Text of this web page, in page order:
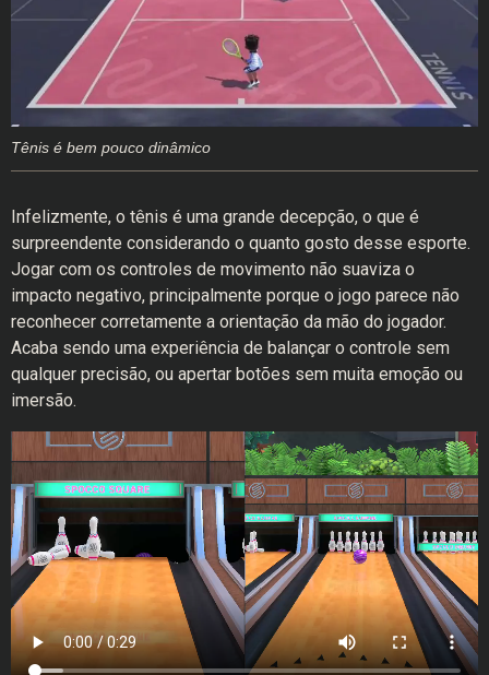
Tênis é bem pouco dinâmico
Infelizmente, o tênis é uma grande decepção, o que é
surpreendente considerando o quanto gosto desse esporte.
Jogar com os controles de movimento não suaviza o
impacto negativo, principalmente porque o jogo parece não
reconhecer corretamente a orientação da mão do jogador.
Acaba sendo uma experiência de balançar o controle sem
qualquer precisão, ou apertar botões sem muita emoção ou
imersão.